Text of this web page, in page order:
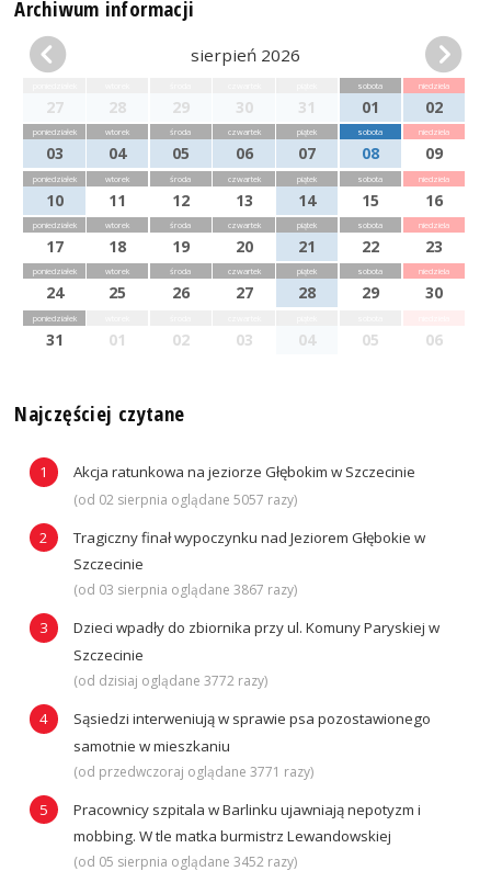
Archiwum informacji
sierpień 2026
27 28 29 30 31
sobota
01
niedziela
02
poniedziałek
03
wtorek
04
środa
05
czwartek
06
piątek
07
sobota
08
niedziela
09
poniedziałek
10
wtorek
11
środa
12
czwartek
13
piątek
14
sobota
15
niedziela
16
poniedziałek
17
wtorek
18
środa
19
czwartek
20
piątek
21
sobota
22
niedziela
23
poniedziałek
24
wtorek
25
środa
26
czwartek
27
piątek
28
sobota
29
niedziela
30
poniedziałek
31 01 02 03 04 05 06
Najczęściej czytane
Akcja ratunkowa na jeziorze Głębokim w Szczecinie
(od 02 sierpnia oglądane 5057 razy)
Tragiczny finał wypoczynku nad Jeziorem Głębokie w
Szczecinie
(od 03 sierpnia oglądane 3867 razy)
Dzieci wpadły do zbiornika przy ul. Komuny Paryskiej w
Szczecinie
(od dzisiaj oglądane 3772 razy)
Sąsiedzi interweniują w sprawie psa pozostawionego
samotnie w mieszkaniu
(od przedwczoraj oglądane 3771 razy)
Pracownicy szpitala w Barlinku ujawniają nepotyzm i
mobbing. W tle matka burmistrz Lewandowskiej
(od 05 sierpnia oglądane 3452 razy)